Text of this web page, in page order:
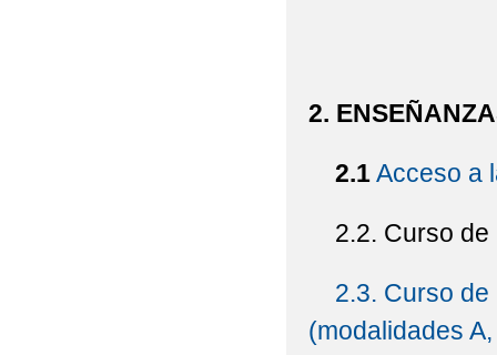
​2.
2.1 Acceso a
2.2. Curso de
2.3. Curso
(modalidades